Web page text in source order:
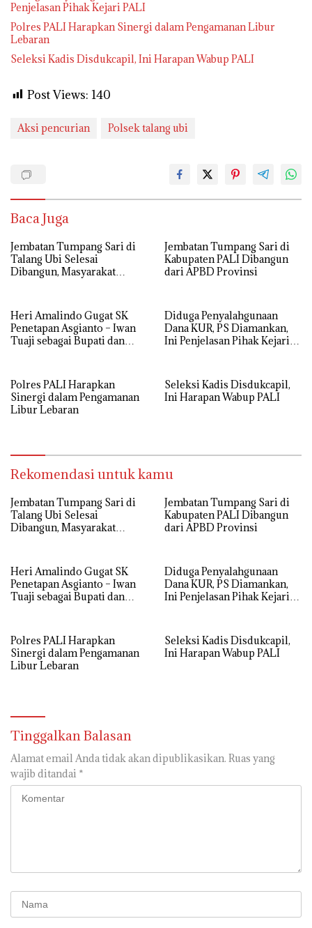
Penjelasan Pihak Kejari PALI
Polres PALI Harapkan Sinergi dalam Pengamanan Libur
Lebaran
Seleksi Kadis Disdukcapil, Ini Harapan Wabup PALI
Post Views: 140
Aksi pencurian Polsek talang ubi
Baca Juga
Jembatan Tumpang Sari di
Talang Ubi Selesai
Dibangun, Masyarakat
Jembatan Tumpang Sari di
Kabupaten PALI Dibangun
dari APBD Provinsi
Heri Amalindo Gugat SK
Penetapan Asgianto – Iwan
Tuaji sebagai Bupati dan
Diduga Penyalahgunaan
Dana KUR, PS Diamankan,
Ini Penjelasan Pihak Kejari
Polres PALI Harapkan
Sinergi dalam Pengamanan
Libur Lebaran
Seleksi Kadis Disdukcapil,
Ini Harapan Wabup PALI
Rekomendasi untuk kamu
Jembatan Tumpang Sari di
Talang Ubi Selesai
Dibangun, Masyarakat
Jembatan Tumpang Sari di
Kabupaten PALI Dibangun
dari APBD Provinsi
Heri Amalindo Gugat SK
Penetapan Asgianto – Iwan
Tuaji sebagai Bupati dan
Diduga Penyalahgunaan
Dana KUR, PS Diamankan,
Ini Penjelasan Pihak Kejari
Polres PALI Harapkan
Sinergi dalam Pengamanan
Libur Lebaran
Seleksi Kadis Disdukcapil,
Ini Harapan Wabup PALI
Tinggalkan Balasan
Alamat email Anda tidak akan dipublikasikan. Ruas yang
wajib ditandai *